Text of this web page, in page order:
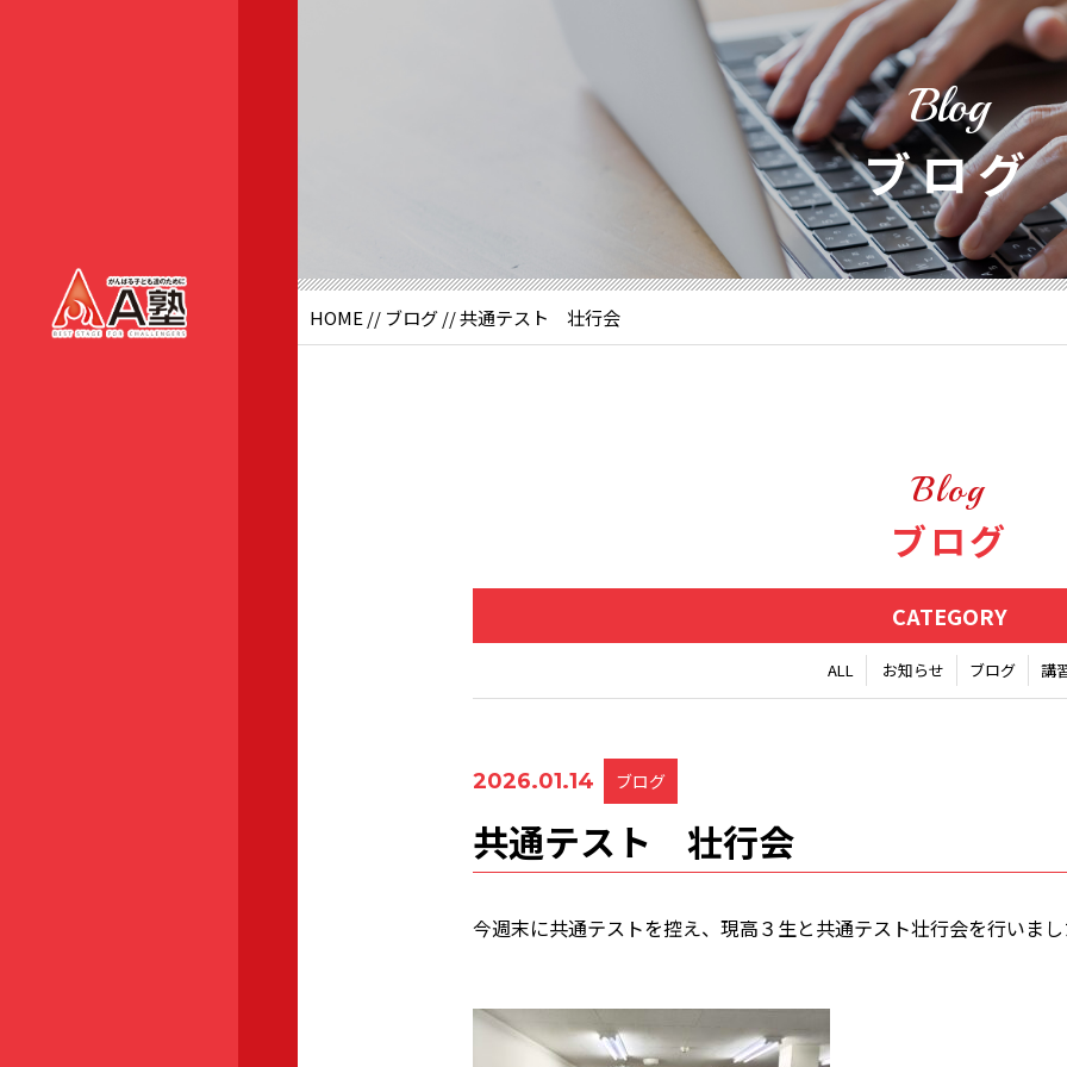
Blog
ブログ
HOME// ブログ// 共通テスト 壮行会
Blog
ブログ
CATEGORY
ALL お知らせ ブログ 講
2026.01.14 ブログ
共通テスト 壮行会
今週末に共通テストを控え、現高３生と共通テスト壮行会を行いま